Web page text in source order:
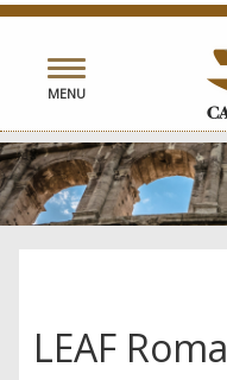
Toggle
navigation
MENU
LEAF Roma